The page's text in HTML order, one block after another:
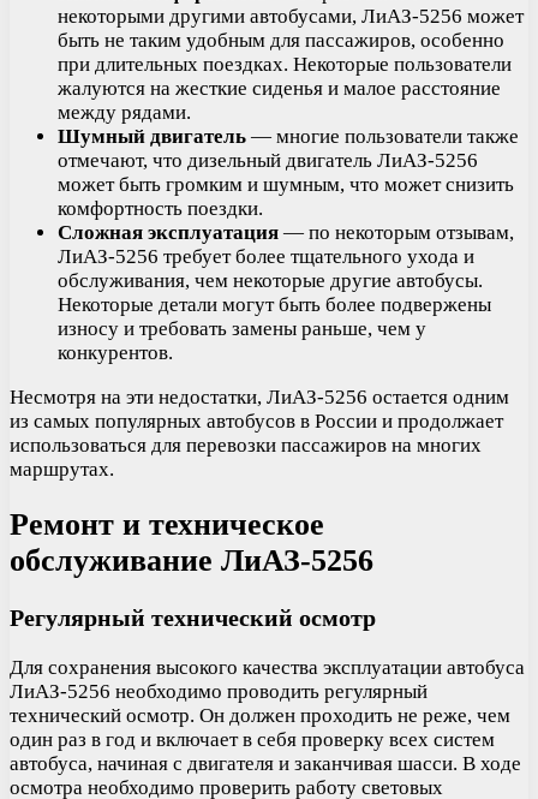
некоторыми другими автобусами, ЛиАЗ-5256 может
быть не таким удобным для пассажиров, особенно
при длительных поездках. Некоторые пользователи
жалуются на жесткие сиденья и малое расстояние
между рядами.
Шумный двигатель — многие пользователи также
отмечают, что дизельный двигатель ЛиАЗ-5256
может быть громким и шумным, что может снизить
комфортность поездки.
Сложная эксплуатация — по некоторым отзывам,
ЛиАЗ-5256 требует более тщательного ухода и
обслуживания, чем некоторые другие автобусы.
Некоторые детали могут быть более подвержены
износу и требовать замены раньше, чем у
конкурентов.
Несмотря на эти недостатки, ЛиАЗ-5256 остается одним
из самых популярных автобусов в России и продолжает
использоваться для перевозки пассажиров на многих
маршрутах.
Ремонт и техническое
обслуживание ЛиАЗ-5256
Регулярный технический осмотр
Для сохранения высокого качества эксплуатации автобуса
ЛиАЗ-5256 необходимо проводить регулярный
технический осмотр. Он должен проходить не реже, чем
один раз в год и включает в себя проверку всех систем
автобуса, начиная с двигателя и заканчивая шасси. В ходе
осмотра необходимо проверить работу световых